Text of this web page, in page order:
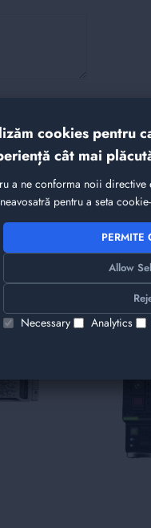
cookies pentru
cât mai
a ne conforma noii
pentru a seta
PERMITE
Allow
Necessary Analytics
alte